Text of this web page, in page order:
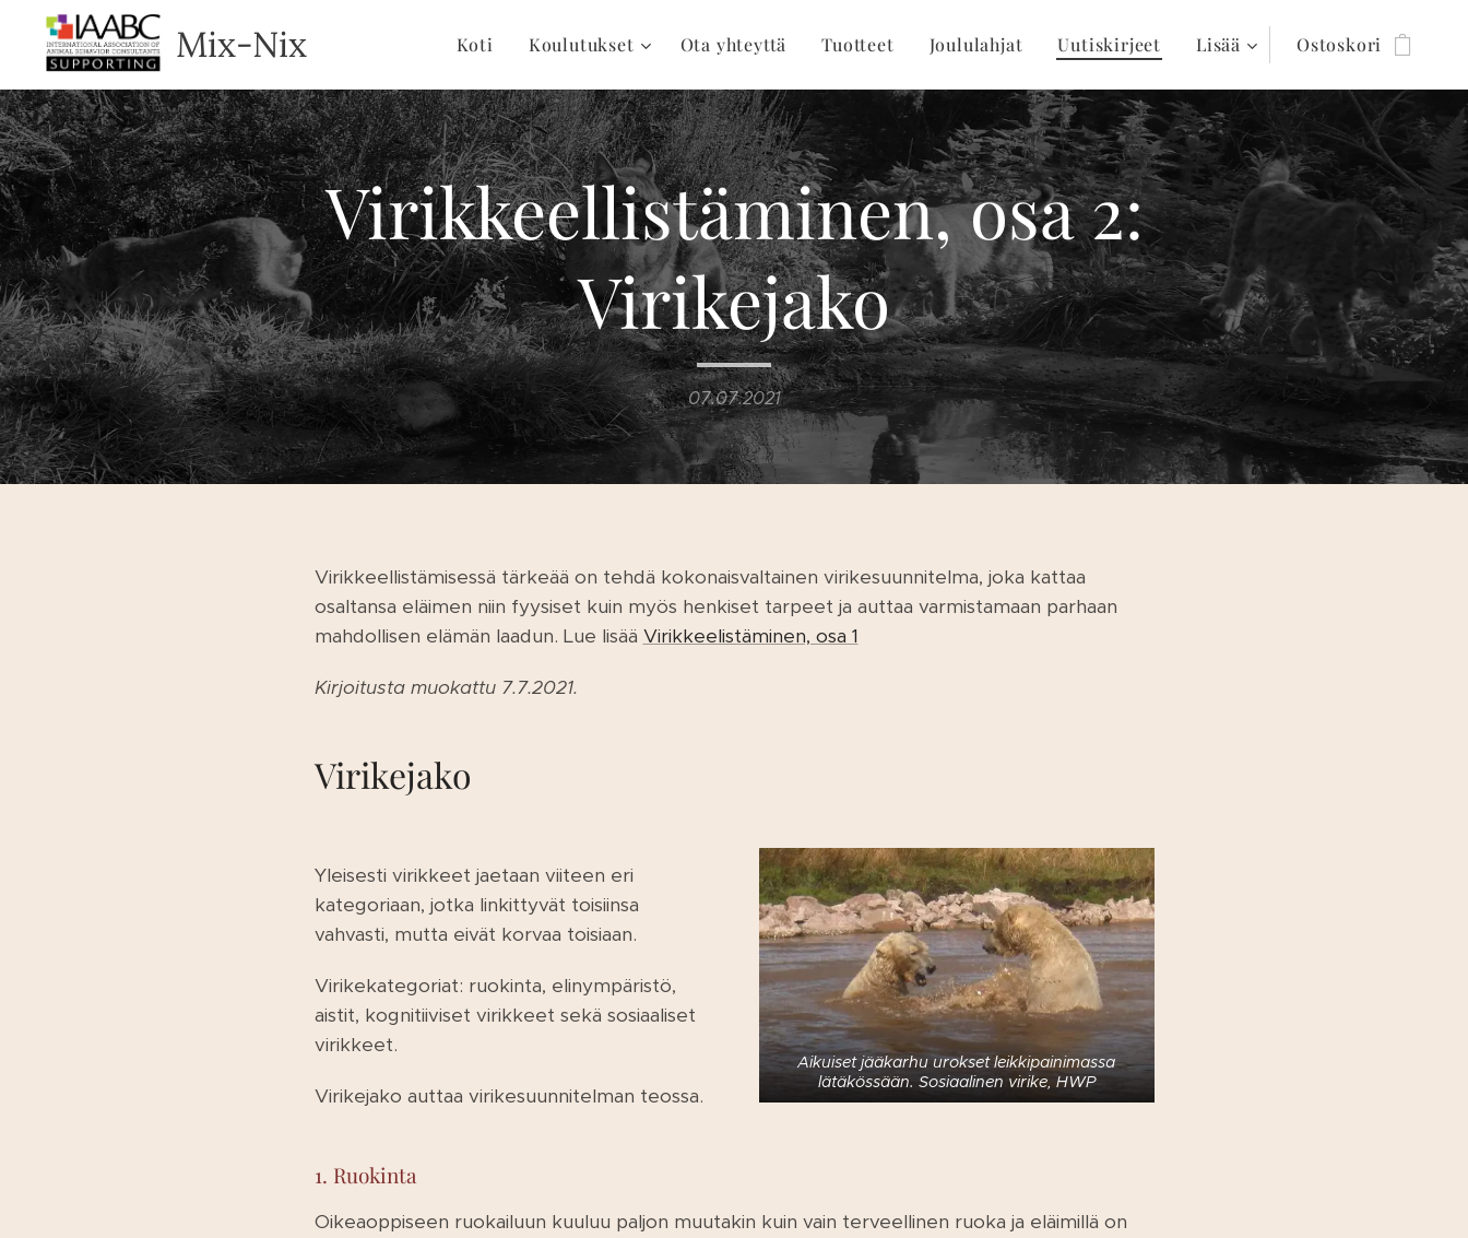
Mix-Nix Koti Koulutukset Ota yhteyttä Tuotteet Joululahjat Uutiskirjeet Lisää Ostoskori
Virikkeellistäminen, osa 2:
Virikejako
07.07.2021
Virikkeellistämisessä tärkeää on tehdä kokonaisvaltainen virikesuunnitelma, joka kattaa
osaltansa eläimen niin fyysiset kuin myös henkiset tarpeet ja auttaa varmistamaan parhaan
mahdollisen elämän laadun. Lue lisää Virikkeelistäminen, osa 1
Kirjoitusta muokattu 7.7.2021.
Virikejako
Aikuiset jääkarhu urokset leikkipainimassa
lätäkössään. Sosiaalinen virike, HWP
Yleisesti virikkeet jaetaan viiteen eri
kategoriaan, jotka linkittyvät toisiinsa
vahvasti, mutta eivät korvaa toisiaan.
Virikekategoriat: ruokinta, elinympäristö,
aistit, kognitiiviset virikkeet sekä sosiaaliset
virikkeet.
Virikejako auttaa virikesuunnitelman teossa.
1. Ruokinta
Oikeaoppiseen ruokailuun kuuluu paljon muutakin kuin vain terveellinen ruoka ja eläimillä on